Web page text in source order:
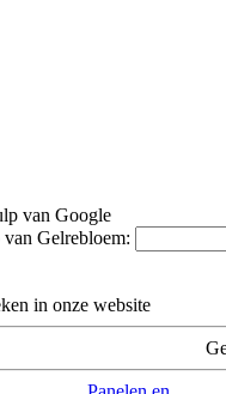
van Google
Gelrebloem:
in onze website